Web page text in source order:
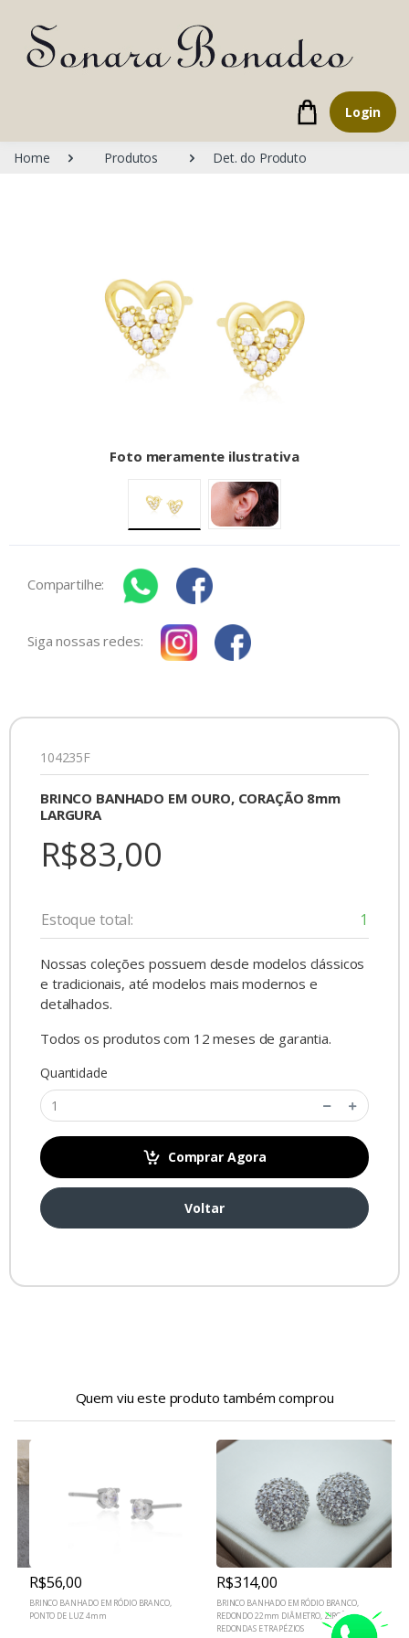
Login
Home Produtos Det. do Produto
Foto meramente ilustrativa
Compartilhe:
Siga nossas redes:
104235F
BRINCO BANHADO EM OURO, CORAÇÃO 8mm
LARGURA
R$83,00
Estoque total: 1
Nossas coleções possuem desde modelos clássicos
e tradicionais, até modelos mais modernos e
detalhados.
Todos os produtos com 12 meses de garantia.
Quantidade
Comprar Agora
Voltar
Quem viu este produto também comprou
R$56,00
BRINCO BANHADO EM RÓDIO BRANCO,
PONTO DE LUZ 4mm
R$314,00
BRINCO BANHADO EM RÓDIO BRANCO,
REDONDO 22mm DIÂMETRO, ZIRCÔNIAS
REDONDAS E TRAPÉZIOS